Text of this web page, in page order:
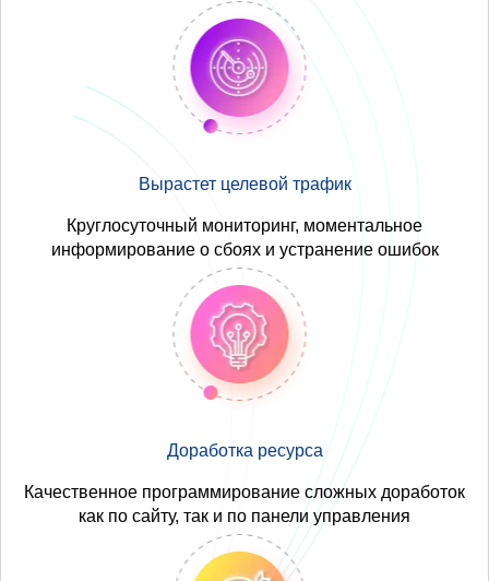
Вырастет целевой трафик
Круглосуточный мониторинг, моментальное
информирование о сбоях и устранение ошибок
Доработка ресурса
Качественное программирование сложных доработок
как по сайту, так и по панели управления